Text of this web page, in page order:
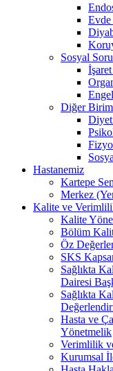
Evde
Sosyal
Diğer
Hastanemiz
Kartepe
Merkez
Kalite ve
Kalite
Bölüm
Öz
SKS
Sağlıkta
Dairesi
Sağlıkta
Hasta ve
Yönetmelik
Verimlilik
Kurumsal